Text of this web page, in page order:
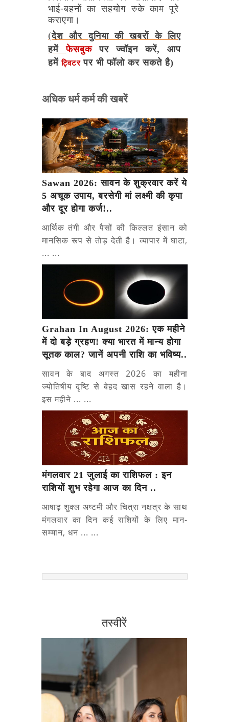
भाई-बहनों का सहयोग रुकेकामपूरे
कराएगा।
(देश और दुनिया की खबरों के लिए
हमेंफेसबुकपर ज्वॉइन करें, आप
हमेंट्विटर पर भी फॉलो कर सकते है)
अधिक धर्म कर्म की खबरें
Sawan 2026: सावन के शुक्रवार करें ये
5 अचूक उपाय, बरसेगी मां लक्ष्मी की कृपा
और दूर होगा कर्ज!..
आर्थिक तंगी और पैसों की किल्लत इंसान को
मानसिक रूप से तोड़ देती है। व्यापार में घाटा,
... ...
Grahan In August 2026: एक महीने
में दो बड़े ग्रहण! क्या भारत में मान्य होगा
सूतक काल? जानें अपनी राशि का भविष्य..
सावन के बाद अगस्त 2026 का महीना
ज्योतिषीय दृष्टि से बेहद खास रहने वाला है।
इस महीने ... ...
मंगलवार 21 जुलाई का राशिफल : इन
राशियों शुभ रहेगा आज का दिन ..
आषाढ़ शुक्ल अष्टमी और चित्रा नक्षत्र के साथ
मंगलवार का दिन कई राशियों के लिए मान-
सम्मान, धन ... ...
तस्वीरें